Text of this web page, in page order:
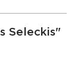
Seleckis"